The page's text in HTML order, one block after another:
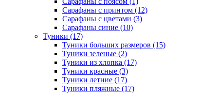
Сарафаны с принтом (12)
Сарафаны с цветами (3)
Сарафаны синие (10)
Туники (17)
Туники больших размеров (15)
Туники зеленые (2)
Туники из хлопка (17)
Туники красные (3)
Туники летние (17)
Туники пляжные (17)